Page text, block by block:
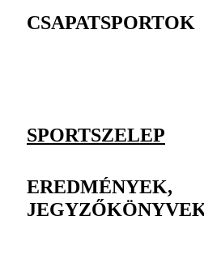
CSAPATSPORTOK
SPORTSZELEP
EREDMÉNYEK,